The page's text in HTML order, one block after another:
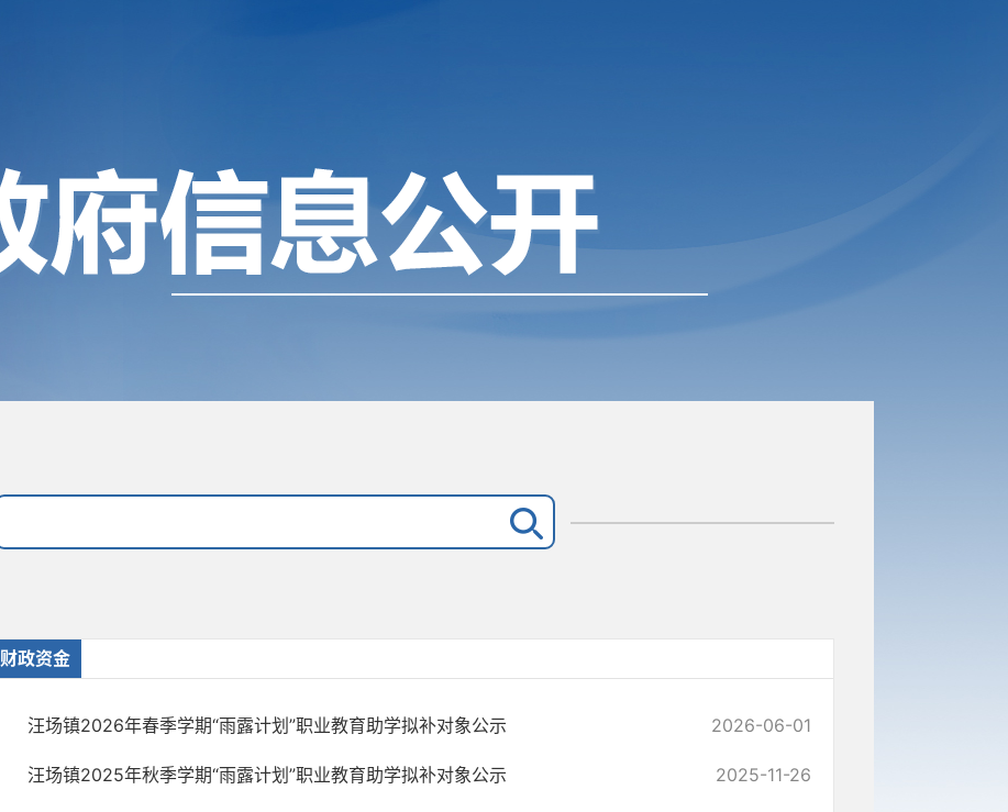
财政资金
汪场镇2026年春季学期“雨露计划”职业教育助学拟补对象公示 2026-06-01
汪场镇2025年秋季学期“雨露计划”职业教育助学拟补对象公示 2025-11-26